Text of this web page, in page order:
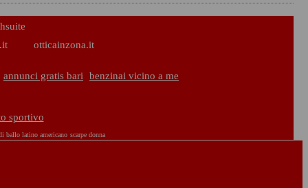
otticainzona.it
annunci gratis bari
benzinai vicino a me
sportivo
ballo latino americano scarpe donna